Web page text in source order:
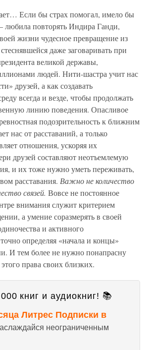
Если бы страх помогал, имело бы
любила повторять Индира Ганди,
жизни чудесное превращение из
даже заговаривать при
великой державы,
людей. Нити-шастра учит нас
друзей, а как создавать
всегда и везде, чтобы продолжать
линию поведения. Опасливое
подозрительность к ближним
нас от расставаний, а только
отношения, ускоряя их
друзей составляют неотъемлемую
и их тоже нужно уметь переживать,
расставания. Важно не количество
связей. Вовсе не постоянное
внимания служит критерием
а умение соразмерять в своей
и активного
определяя «начала и концы»
И тем более не нужно понапрасну
права своих близких.
книг и аудиокниг! 📚
Литрес Подписки в
неограниченным